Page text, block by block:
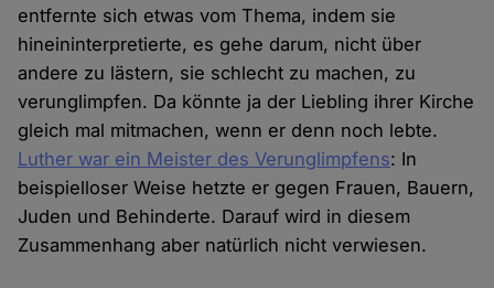
entfernte sich etwas vom Thema, indem sie
hineininterpretierte, es gehe darum, nicht über
andere zu lästern, sie schlecht zu machen, zu
verunglimpfen. Da könnte ja der Liebling ihrer Kirche
gleich mal mitmachen, wenn er denn noch lebte.
Luther war ein Meister des Verunglimpfens: In
beispielloser Weise hetzte er gegen Frauen, Bauern,
Juden und Behinderte. Darauf wird in diesem
Zusammenhang aber natürlich nicht verwiesen.